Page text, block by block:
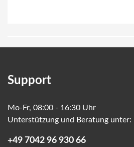
Support
Mo-Fr, 08:00 - 16:30 Uhr
Unterstützung und Beratung unter:
+49 7042 96 930 66